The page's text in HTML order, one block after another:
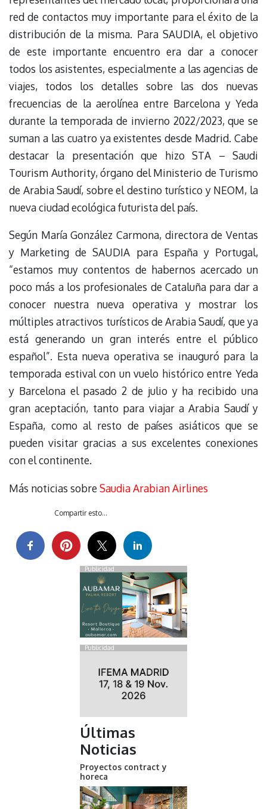
red de contactos muy importante para el éxito de la
distribución de la misma. Para SAUDIA, el objetivo
de este importante encuentro era dar a conocer
todos los asistentes, especialmente a las agencias de
viajes, todos los detalles sobre las dos nuevas
frecuencias de la aerolínea entre Barcelona y Yeda
durante la temporada de invierno 2022/2023, que se
suman a las cuatro ya existentes desde Madrid. Cabe
destacar la presentación que hizo STA – Saudi
Tourism Authority, órgano del Ministerio de Turismo
de Arabia Saudí, sobre el destino turístico y NEOM, la
nueva ciudad ecológica futurista del país.
Según María González Carmona, directora de Ventas
y Marketing de SAUDIA para España y Portugal,
“estamos muy contentos de habernos acercado un
poco más a los profesionales de Cataluña para dar a
conocer nuestra nueva operativa y mostrar los
múltiples atractivos turísticos de Arabia Saudí, que ya
está generando un gran interés entre el público
español”. Esta nueva operativa se inauguró para la
temporada estival con un vuelo histórico entre Yeda
y Barcelona el pasado 2 de julio y ha recibido una
gran aceptación, tanto para viajar a Arabia Saudí y
España, como al resto de países asiáticos que se
pueden visitar gracias a sus excelentes conexiones
con el continente.
Más noticias sobreSaudia Arabian Airlines
Compartir esto...
Publicidad
Publicidad
Últimas
Noticias
Proyectos contract y
horeca